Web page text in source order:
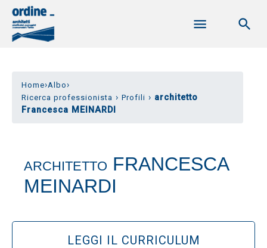
Home›Albo›
Ricerca professionista › Profili › architetto
Francesca MEINARDI
ARCHITETTO FRANCESCA
MEINARDI
LEGGI IL CURRICULUM